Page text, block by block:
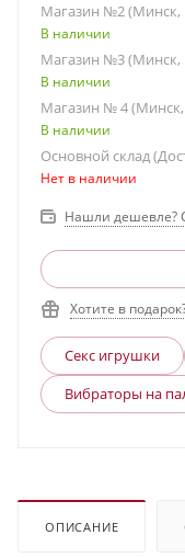
Магазин №2 (Минск,
В наличии
Магазин №3 (Минск,
В наличии
Магазин № 4 (Минск,
В наличии
Основной склад
Нет в наличии
Нашли дешевле?
Хотите в
Секс игрушки
Вибраторы на
ОПИСАНИЕ